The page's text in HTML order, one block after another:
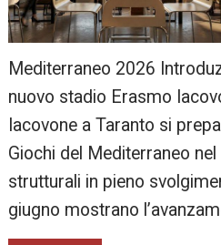
Mediterraneo 2026
nuovo stadio Erasmo
Iacovone a Taranto si
Giochi del Mediterraneo
strutturali in pieno
giugno mostrano